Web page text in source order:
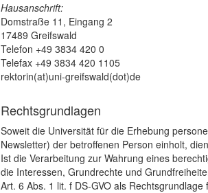
Hausanschrift:
Domstraße 11, Eingang 2
17489 Greifswald
Telefon +49 3834 420 0
Telefax +49 3834 420 1105
rektorin(at)uni-greifswald(dot)de
Rechtsgrundlagen
Soweit die Universität für die Erhebung
Newsletter) der betroffenen Person einholt,
Ist die Verarbeitung zur Wahrung eines
die Interessen, Grundrechte und
Art. 6 Abs. 1 lit. f DS-GVO als